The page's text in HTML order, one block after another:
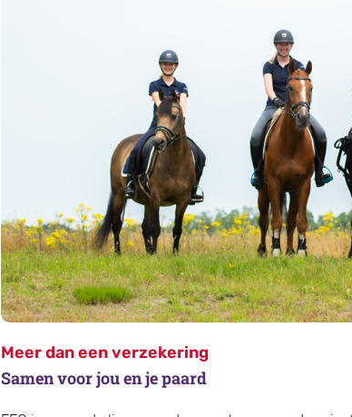
Meer dan een verzekering
Samen voor jou en je paard